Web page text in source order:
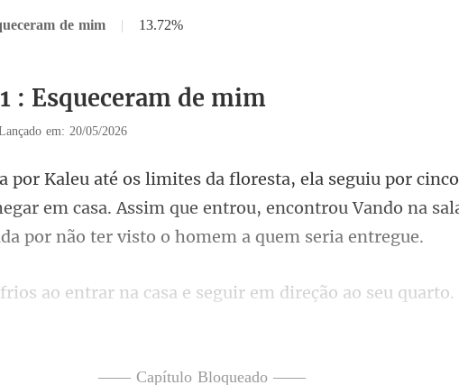
de mim | 13.72%
: Esqueceram de mim
em: 20/05/2026
nco
em casa. Assim que entrou, encontrou Vando na sa
entrar na casa e seguir
—— Capítulo Bloqueado ——